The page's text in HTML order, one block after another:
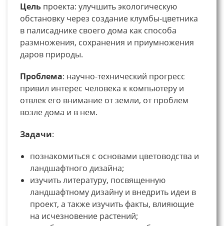
Цель проекта: улучшить экологическую
обстановку через создание клумбы-цветника
в палисаднике своего дома как способа
размножения, сохранения и приумножения
даров природы.
Проблема: научно-технический прогресс
привил интерес человека к компьютеру и
отвлек его внимание от земли, от проблем
возле дома и в нем.
Задачи:
познакомиться с основами цветоводства и
ландшафтного дизайна;
изучить литературу, посвященную
ландшафтному дизайну и внедрить идеи в
проект, а также изучить факты, влияющие
на исчезновение растений;